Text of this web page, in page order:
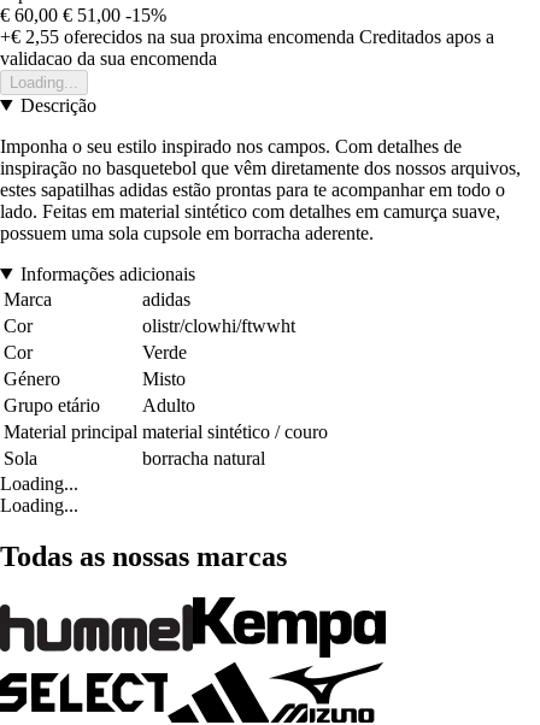
€ 60,00 € 51,00 -15%
+€ 2,55 oferecidos na sua proxima encomenda Creditados apos a
validacao da sua encomenda
Loading...
Descrição
Imponha o seu estilo inspirado nos campos. Com detalhes de
inspiração no basquetebol que vêm diretamente dos nossos arquivos,
estes sapatilhas adidas estão prontas para te acompanhar em todo o
lado. Feitas em material sintético com detalhes em camurça suave,
possuem uma sola cupsole em borracha aderente.
Informações adicionais
Marca
adidas
Cor
olistr/clowhi/ftwwht
Cor
Verde
Género
Misto
Grupo etário
Adulto
Material principal material sintético / couro
Sola
borracha natural
Loading...
Loading...
Todas as nossas marcas